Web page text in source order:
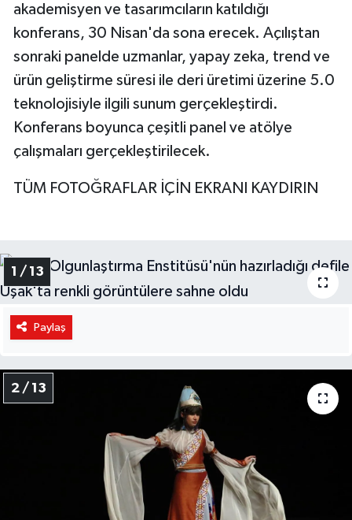
akademisyen ve tasarımcıların katıldığı
konferans, 30 Nisan'da sona erecek. Açılıştan
sonraki panelde uzmanlar, yapay zeka, trend ve
ürün geliştirme süresi ile deri üretimi üzerine 5.0
teknolojisiyle ilgili sunum gerçekleştirdi.
Konferans boyunca çeşitli panel ve atölye
çalışmaları gerçekleştirilecek.
TÜM FOTOĞRAFLAR İÇİN EKRANI KAYDIRIN
1 / 13
Paylaş
2 / 13